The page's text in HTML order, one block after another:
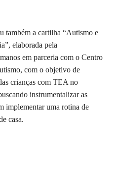
também a cartilha “Autismo e
elaborada pela
em parceria com o Centro
com o objetivo de
crianças com TEA no
instrumentalizar as
implementar uma rotina de
casa.